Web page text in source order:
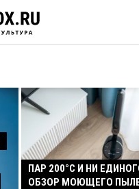
ПАР 200°C И НИ
ОБЗОР МОЮЩЕГО